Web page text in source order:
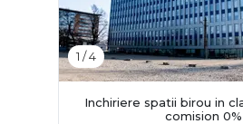
1 /4
Inchiriere spatii birou in
comision 0%